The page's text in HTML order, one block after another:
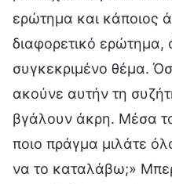
ερώτημα και κάποιος
διαφορετικό ερώτημα,
συγκεκριμένο θέμα.
ακούνε αυτήν τη
βγάλουν άκρη. Μέσα
ποιο πράγμα μιλάτε
να το καταλάβω;»